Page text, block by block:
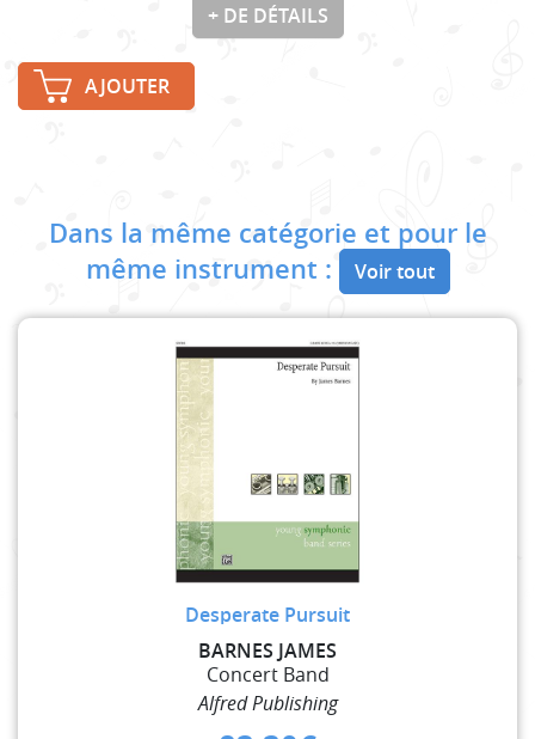
+ DE DÉTAILS
AJOUTER
Dans la même catégorie et pour le
même instrument :
Voir tout
Desperate Pursuit
BARNES JAMES
Concert Band
Alfred Publishing